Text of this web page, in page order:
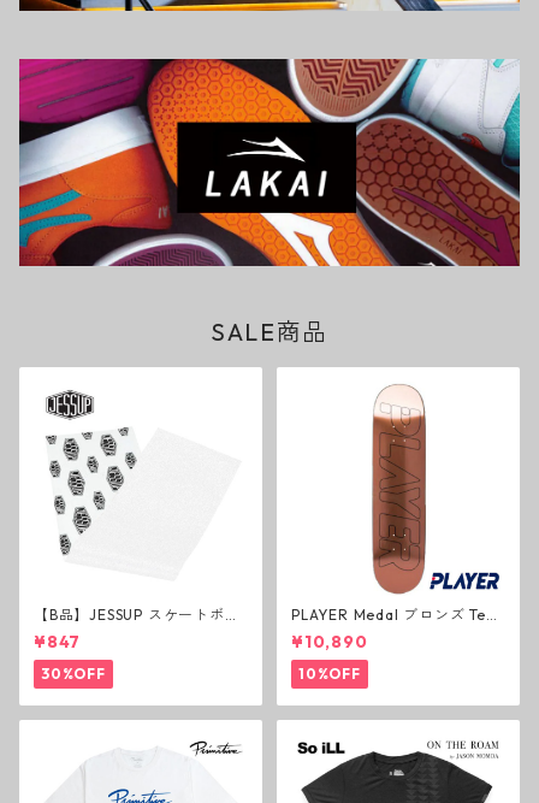
SALE商品
【B品】JESSUP スケートボー
ド グリップテープ ウルトラグ
リップ ホワイト デッキテープ
ジェスアップ ジェサップ
¥847
30%OFF
PLAYER Medal ブロンズ Tea
m Deck P3 スケートボードデ
ッキ プレイヤー メダル
¥10,890
10%OFF